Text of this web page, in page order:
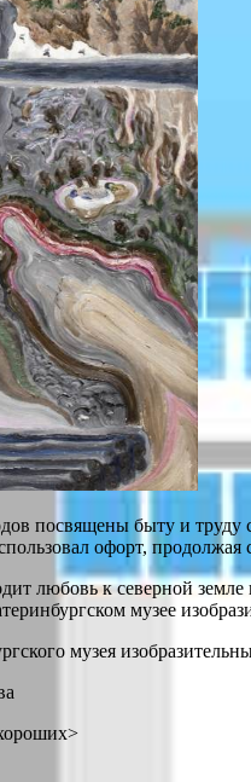
посвящены быту и
офорт,
любовь к северной
музее
музея